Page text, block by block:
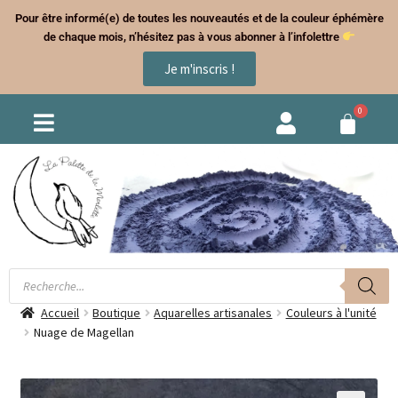
Pour être informé(e) de toutes les nouveautés et de la couleur éphémère
de chaque mois, n’hésitez pas à vous abonner à l’infolettre
Je m'inscris !
Accueil Boutique Aquarelles artisanales
Couleurs à l'unité
Nuage de Magellan